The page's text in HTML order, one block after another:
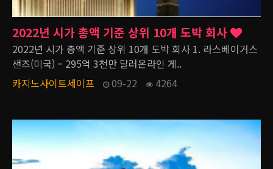
2022년 시가 총액 기준 상위 10개 도박 회사
2022년 시가 총액 기준 상위 10개 도박 회사 1. 라스베이거스
샌즈(미국) – 295억 3천만 달러온라인 게..
카지노사이트세이프
09-22 4264